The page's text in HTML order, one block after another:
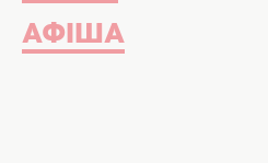
АФІША